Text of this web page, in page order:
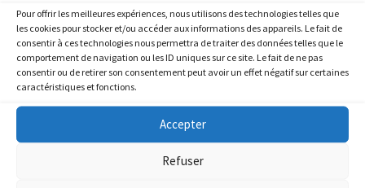
Pour offrir les meilleures expériences, nous utilisons des technologies telles que
les cookies pour stocker et/ou accéder aux informations des appareils. Le fait de
consentir à ces technologies nous permettra de traiter des données telles que le
comportement de navigation ou les ID uniques sur ce site. Le fait de ne pas
consentir ou de retirer son consentement peut avoir un effet négatif sur certaines
caractéristiques et fonctions.
Accepter
Refuser
PRODUITS SIMILAIRES